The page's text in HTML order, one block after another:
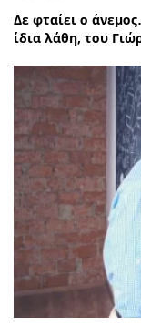
Δε φταίει ο
ίδια λάθη, του